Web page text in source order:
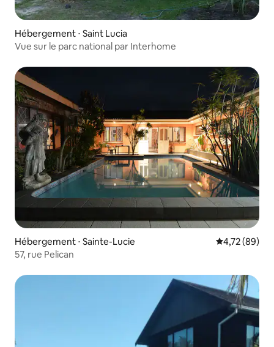
Hébergement ⋅ Saint Lucia
Vue sur le parc national par Interhome
Hébergement ⋅ Sainte-Lucie Évaluation
4,72 (89)
57, rue Pelican